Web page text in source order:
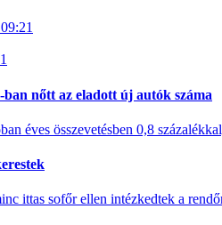
ban nőtt az eladott új autók száma
éves összevetésben 0,8
ittas sofőr ellen intézkedtek a